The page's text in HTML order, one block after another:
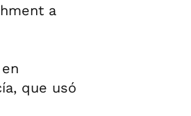
a
que usó